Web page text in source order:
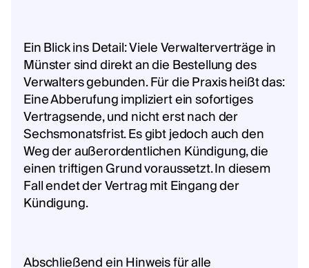
Ein Blick ins Detail: Viele Verwalterverträge in
Münster sind direkt an die Bestellung des
Verwalters gebunden. Für die Praxis heißt das:
Eine Abberufung impliziert ein sofortiges
Vertragsende, und nicht erst nach der
Sechsmonatsfrist. Es gibt jedoch auch den
Weg der außerordentlichen Kündigung, die
einen triftigen Grund voraussetzt. In diesem
Fall endet der Vertrag mit Eingang der
Kündigung.
Abschließend ein Hinweis für alle